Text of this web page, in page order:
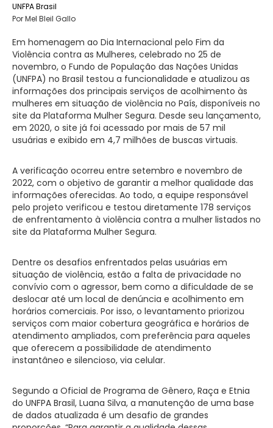
UNFPA Brasil
Por Mel Bleil Gallo
Em homenagem ao Dia Internacional pelo Fim da
Violência contra as Mulheres, celebrado no 25 de
novembro, o Fundo de População das Nações Unidas
(UNFPA) no Brasil testou a funcionalidade e atualizou as
informações dos principais serviços de acolhimento às
mulheres em situação de violência no País, disponíveis no
site da Plataforma Mulher Segura. Desde seu lançamento,
em 2020, o site já foi acessado por mais de 57 mil
usuárias e exibido em 4,7 milhões de buscas virtuais.
A verificação ocorreu entre setembro e novembro de
2022, com o objetivo de garantir a melhor qualidade das
informações oferecidas. Ao todo, a equipe responsável
pelo projeto verificou e testou diretamente 178 serviços
de enfrentamento à violência contra a mulher listados no
site da Plataforma Mulher Segura.
Dentre os desafios enfrentados pelas usuárias em
situação de violência, estão a falta de privacidade no
convívio com o agressor, bem como a dificuldade de se
deslocar até um local de denúncia e acolhimento em
horários comerciais. Por isso, o levantamento priorizou
serviços com maior cobertura geográfica e horários de
atendimento ampliados, com preferência para aqueles
que oferecem a possibilidade de atendimento
instantâneo e silencioso, via celular.
Segundo a Oficial de Programa de Gênero, Raça e Etnia
do UNFPA Brasil, Luana Silva, a manutenção de uma base
de dados atualizada é um desafio de grandes